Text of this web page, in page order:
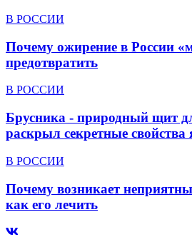
В РОССИИ
Почему ожирение в России
предотвратить
В РОССИИ
Брусника - природный щит
раскрыл секретные свойства
В РОССИИ
Почему возникает
как его лечить